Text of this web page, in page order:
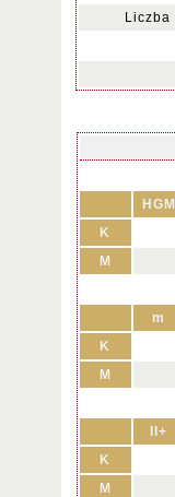
Liczba
HGM
K
M
m
K
M
II+
K
M